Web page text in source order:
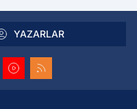
YAZARLAR